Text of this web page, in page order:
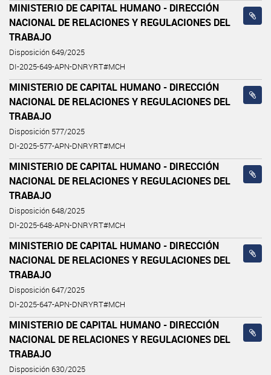
MINISTERIO DE CAPITAL HUMANO - DIRECCIÓN
NACIONAL DE RELACIONES Y REGULACIONES DEL
TRABAJO
Disposición 649/2025
DI-2025-649-APN-DNRYRT#MCH
MINISTERIO DE CAPITAL HUMANO - DIRECCIÓN
NACIONAL DE RELACIONES Y REGULACIONES DEL
TRABAJO
Disposición 577/2025
DI-2025-577-APN-DNRYRT#MCH
MINISTERIO DE CAPITAL HUMANO - DIRECCIÓN
NACIONAL DE RELACIONES Y REGULACIONES DEL
TRABAJO
Disposición 648/2025
DI-2025-648-APN-DNRYRT#MCH
MINISTERIO DE CAPITAL HUMANO - DIRECCIÓN
NACIONAL DE RELACIONES Y REGULACIONES DEL
TRABAJO
Disposición 647/2025
DI-2025-647-APN-DNRYRT#MCH
MINISTERIO DE CAPITAL HUMANO - DIRECCIÓN
NACIONAL DE RELACIONES Y REGULACIONES DEL
TRABAJO
Disposición 630/2025